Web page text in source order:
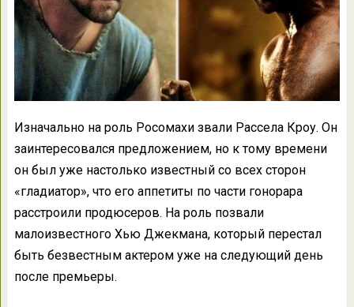
Изначально на роль Росомахи звали Рассела Кроу. Он
заинтересовался предложением, но к тому времени
он был уже настолько известный со всех сторон
«гладиатор», что его аппетиты по части гонорара
расстроили продюсеров. На роль позвали
малоизвестного Хью Джекмана, который перестал
быть безвестным актером уже на следующий день
после премьеры.